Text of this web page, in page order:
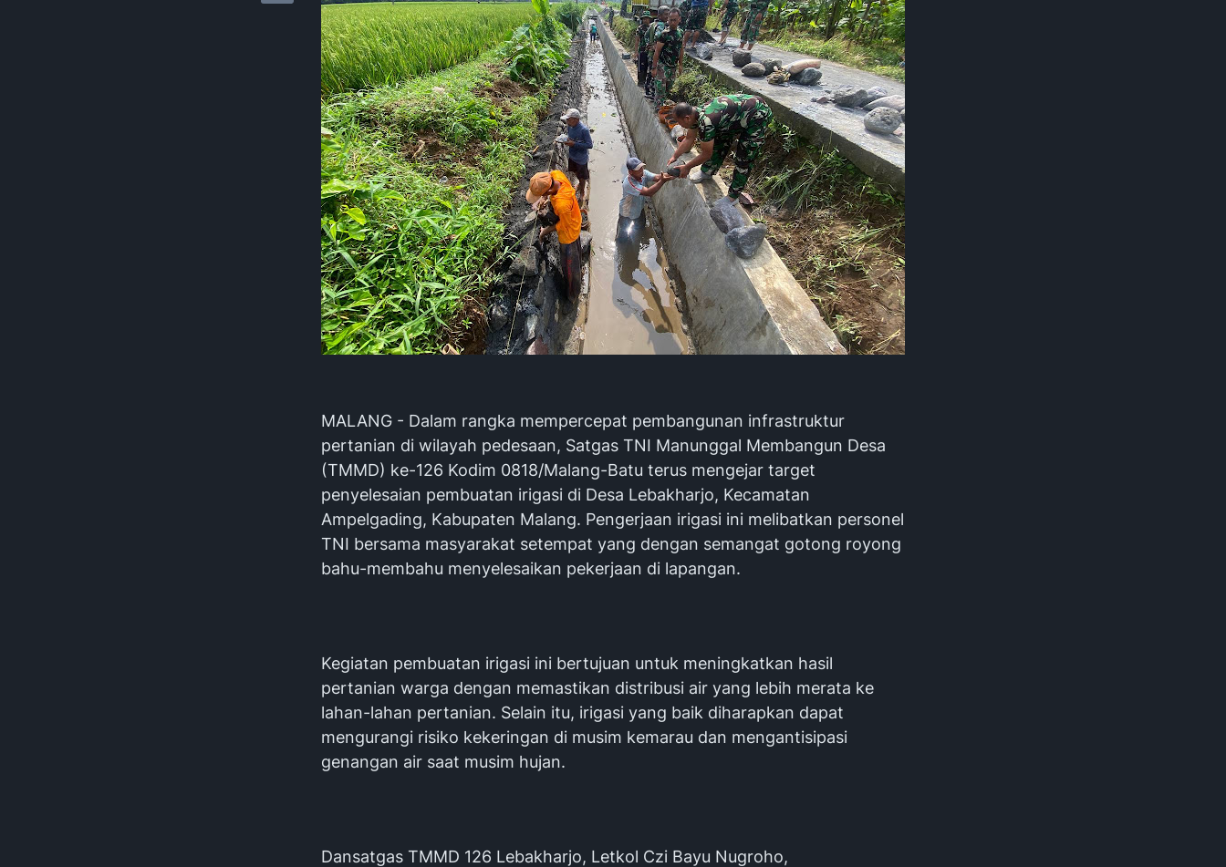
MALANG - Dalam rangka mempercepat pembangunan infrastruktur
pertanian di wilayah pedesaan, Satgas TNI Manunggal Membangun Desa
(TMMD) ke-126 Kodim 0818/Malang-Batu terus mengejar target
penyelesaian pembuatan irigasi di Desa Lebakharjo, Kecamatan
Ampelgading, Kabupaten Malang. Pengerjaan irigasi ini melibatkan personel
TNI bersama masyarakat setempat yang dengan semangat gotong royong
bahu-membahu menyelesaikan pekerjaan di lapangan.
Kegiatan pembuatan irigasi ini bertujuan untuk meningkatkan hasil
pertanian warga dengan memastikan distribusi air yang lebih merata ke
lahan-lahan pertanian. Selain itu, irigasi yang baik diharapkan dapat
mengurangi risiko kekeringan di musim kemarau dan mengantisipasi
genangan air saat musim hujan.
Dansatgas TMMD 126 Lebakharjo, Letkol Czi Bayu Nugroho,